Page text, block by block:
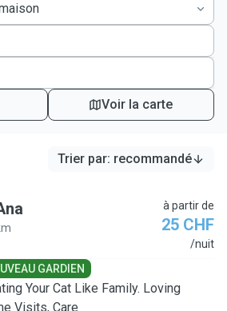
Voir la carte
Trier par: recommandé
à partir de
25 CHF
/nuit
GARDIEN
Your Cat Like Family. Loving
Visits, Care